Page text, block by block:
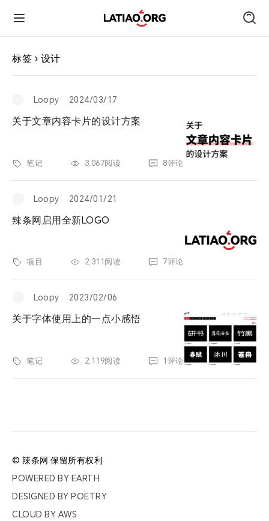
首页
技术
旅行
友邻
标签 › 设计
Loopy 2024/03/17
关于文章内容卡片的设计方案
笔记 3,067阅读 8评论
Loopy 2024/01/21
辣条网启用全新LOGO
项目 2,311阅读 7评论
Loopy 2023/02/06
关于字体使用上的一点小感悟
笔记 2,119阅读 1评论
© 辣条网 保留所有权利
POWERED BY EARTH
DESIGNED BY POETRY
CLOUD BY AWS